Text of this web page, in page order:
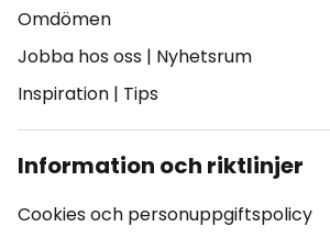
Omdömen
Jobba hos oss | Nyhetsrum
Inspiration | Tips
Information och riktlinjer
Cookies och personuppgiftspolicy